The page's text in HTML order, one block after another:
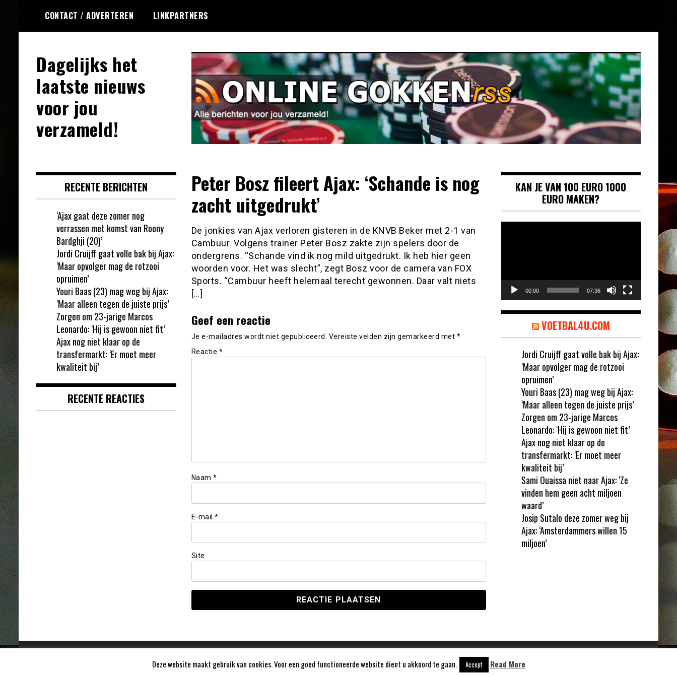
de
CONTACT / ADVERTEREN LINKPARTNERS
Dagelijks het
laatste nieuws
voor jou
verzameld!
Peter Bosz fileert Ajax: ‘Schande is nog
zacht uitgedrukt’
De jonkies van Ajax verloren gisteren in de KNVB Beker met 2-1 van
Cambuur. Volgens trainer Peter Bosz zakte zijn spelers door de
ondergrens. “Schande vind ik nog mild uitgedrukt. Ik heb hier geen
woorden voor. Het was slecht”, zegt Bosz voor de camera van FOX
Sports. “Cambuur heeft helemaal terecht gewonnen. Daar valt niets
[…]
Geef een reactie
Je e-mailadres wordt niet gepubliceerd. Vereiste velden zijn gemarkeerd met *
Reactie *
Naam *
E-mail *
Site
RECENTE BERICHTEN
‘Ajax gaat deze zomer nog
verrassen met komst van Roony
Bardghji (20)’
Jordi Cruijff gaat volle bak bij Ajax:
‘Maar opvolger mag de rotzooi
opruimen’
Youri Baas (23) mag weg bij Ajax:
‘Maar alleen tegen de juiste prijs’
Zorgen om 23-jarige Marcos
Leonardo: ‘Hij is gewoon niet fit’
Ajax nog niet klaar op de
transfermarkt: ‘Er moet meer
kwaliteit bij’
RECENTE REACTIES
KAN JE VAN 100 EURO 1000
EURO MAKEN?
00:00 07:36
VOETBAL4U.COM
Jordi Cruijff gaat volle bak bij Ajax:
‘Maar opvolger mag de rotzooi
opruimen’
Youri Baas (23) mag weg bij Ajax:
‘Maar alleen tegen de juiste prijs’
Zorgen om 23-jarige Marcos
Leonardo: ‘Hij is gewoon niet fit’
Ajax nog niet klaar op de
transfermarkt: ‘Er moet meer
kwaliteit bij’
Sami Ouaissa niet naar Ajax: ‘Ze
vinden hem geen acht miljoen
waard’
Josip Sutalo deze zomer weg bij
Ajax: ‘Amsterdammers willen 15
miljoen’
Deze website maakt gebruik van cookies. Voor een goed functioneerde website dient u akkoord te gaan. Accept Read More